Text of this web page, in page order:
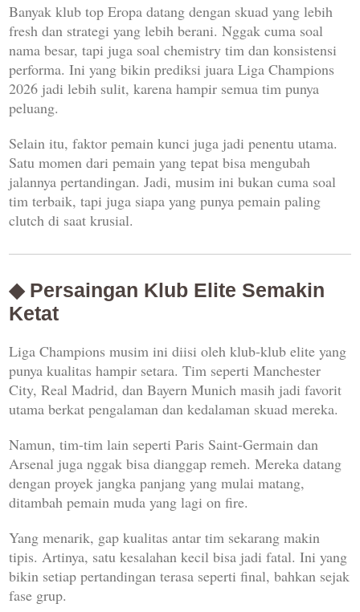
Banyak klub top Eropa datang dengan skuad yang lebih
fresh dan strategi yang lebih berani. Nggak cuma soal
nama besar, tapi juga soal chemistry tim dan konsistensi
performa. Ini yang bikin prediksi juara Liga Champions
2026 jadi lebih sulit, karena hampir semua tim punya
peluang.
Selain itu, faktor pemain kunci juga jadi penentu utama.
Satu momen dari pemain yang tepat bisa mengubah
jalannya pertandingan. Jadi, musim ini bukan cuma soal
tim terbaik, tapi juga siapa yang punya pemain paling
clutch di saat krusial.
◆ Persaingan Klub Elite Semakin
Ketat
Liga Champions musim ini diisi oleh klub-klub elite yang
punya kualitas hampir setara. Tim sepertiManchester
City,Real Madrid, danBayern Munich masih jadi favorit
utama berkat pengalaman dan kedalaman skuad mereka.
Namun, tim-tim lain sepertiParis Saint-Germain dan
Arsenal juga nggak bisa dianggap remeh. Mereka datang
dengan proyek jangka panjang yang mulai matang,
ditambah pemain muda yang lagi on fire.
Yang menarik, gap kualitas antar tim sekarang makin
tipis. Artinya, satu kesalahan kecil bisa jadi fatal. Ini yang
bikin setiap pertandingan terasa seperti final, bahkan sejak
fase grup.